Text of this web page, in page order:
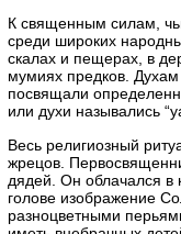
К священным силам,
среди широких
скалах и пещерах, в
мумиях предков.
посвящали
или духи назывались
Весь религиозный
жрецов.
дядей. Он облачался в
голове изображение
разноцветными